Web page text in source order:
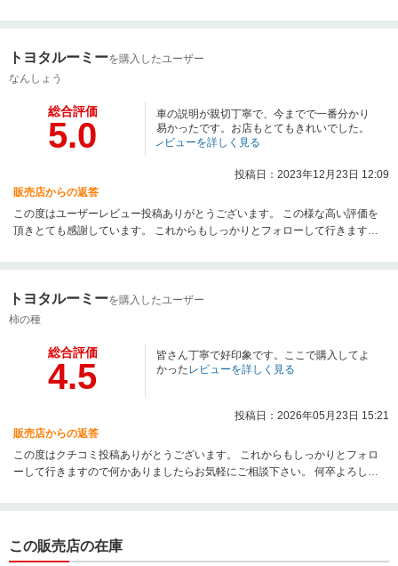
す。
トヨタルーミーを購入したユーザー
なんしょう
総合評価
5.0
車の説明が親切丁寧で、今までで一番分かり
易かったです。お店もとてもきれいでした。
レビューを詳しく見る
投稿日：2023年12月23日 12:09
販売店からの返答
この度はユーザーレビュー投稿ありがとうございます。 この様な高い評価を
頂きとても感謝しています。 これからもしっかりとフォローして行きますの
す。
トヨタルーミーを購入したユーザー
柿の種
総合評価
4.5
皆さん丁寧で好印象です。ここで購入してよ
かったレビューを詳しく見る
投稿日：2026年05月23日 15:21
販売店からの返答
この度はクチコミ投稿ありがとうございます。 これからもしっかりとフォロ
ーして行きますので何かありましたらお気軽にご相談下さい。 何卒よろしく
この販売店の在庫